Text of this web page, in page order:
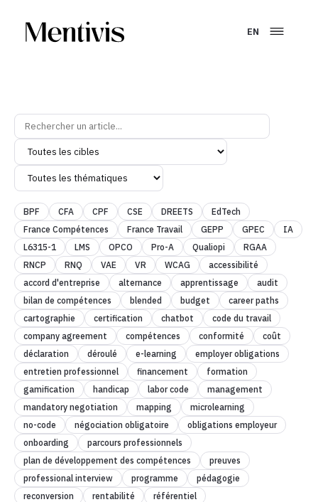
EN
BPF CFA CPF CSE DREETS
EdTech
France Compétences
France Travail GEPP GPEC
IA
L6315-1
LMS OPCO Pro-A Qualiopi
RGAA
RNCP
RNQ VAE VR WCAG
accessibilité
accord d'entreprise
alternance apprentissage
audit
bilan de compétences
blended budget
career paths
cartographie
certification chatbot
code du travail
company agreement
compétences conformité
coût
déclaration
déroulé e-learning
employer obligations
entretien professionnel
financement
formation
gamification
handicap labor code
management
mandatory negotiation
mapping
microlearning
no-code
négociation obligatoire
obligations employeur
onboarding
parcours professionnels
plan de développement des compétences
preuves
professional interview
programme
pédagogie
reconversion
rentabilité
référentiel